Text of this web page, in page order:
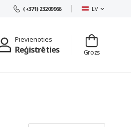
(+371) 23209966 LV
Pievienoties
Reģistrēties Grozs